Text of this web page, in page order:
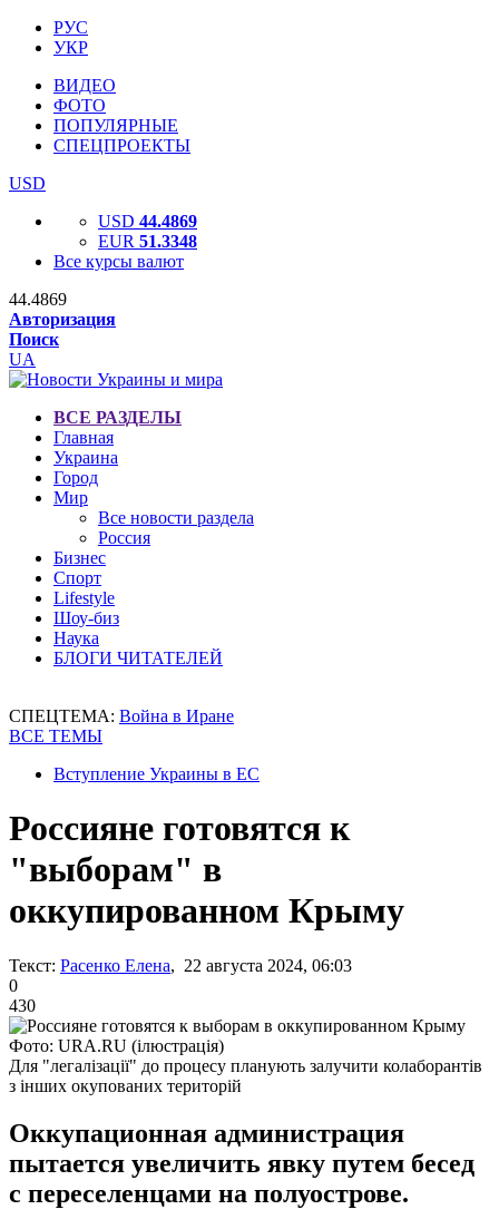
РУС
УКР
ВИДЕО
ФОТО
ПОПУЛЯРНЫЕ
СПЕЦПРОЕКТЫ
USD
USD 44.4869
EUR 51.3348
Все курсы валют
44.4869
Авторизация
Поиск
UA
ВСЕ РАЗДЕЛЫ
Главная
Украина
Город
Мир
Все новости раздела
Россия
Бизнес
Спорт
Lifestyle
Шоу-биз
Наука
БЛОГИ ЧИТАТЕЛЕЙ
СПЕЦТЕМА: Война в Иране
ВСЕ ТЕМЫ
Вступление Украины в ЕС
Россияне готовятся к
"выборам" в
оккупированном Крыму
Текст: Расенко Елена, 22 августа 2024, 06:03
0
430
Фото: URA.RU (ілюстрація)
Для "легалізації" до процесу планують залучити колаборантів
з інших окупованих територій
Оккупационная администрация
пытается увеличить явку путем бесед
с переселенцами на полуострове.